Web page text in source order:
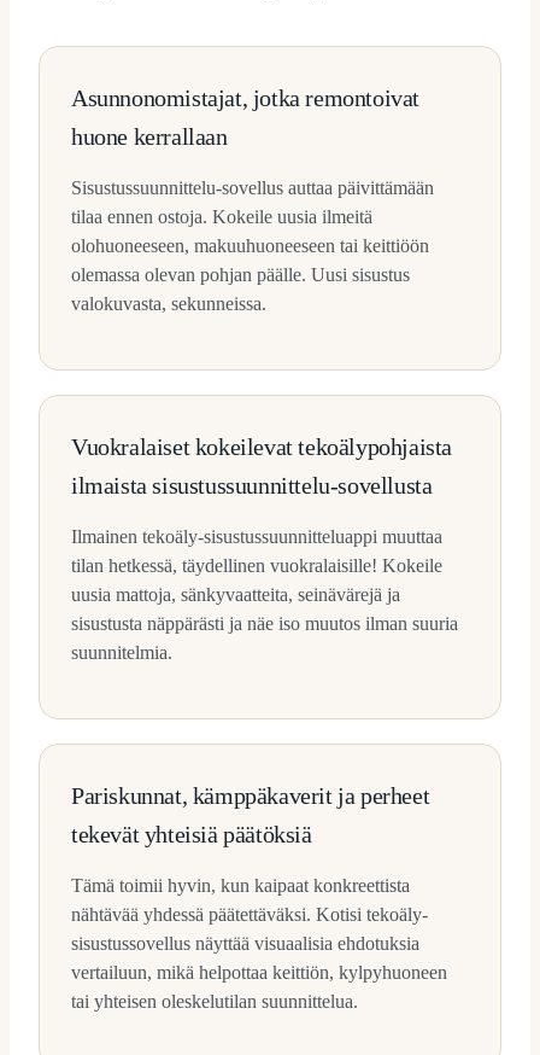
Asunnonomistajat, jotka remontoivat
huone kerrallaan
Sisustussuunnittelu-sovellus auttaa päivittämään
tilaa ennen ostoja. Kokeile uusia ilmeitä
olohuoneeseen, makuuhuoneeseen tai keittiöön
olemassa olevan pohjan päälle. Uusi sisustus
valokuvasta, sekunneissa.
Vuokralaiset kokeilevat tekoälypohjaista
ilmaista sisustussuunnittelu-sovellusta
Ilmainen tekoäly-sisustussuunnitteluappi muuttaa
tilan hetkessä, täydellinen vuokralaisille! Kokeile
uusia mattoja, sänkyvaatteita, seinävärejä ja
sisustusta näppärästi ja näe iso muutos ilman suuria
suunnitelmia.
Pariskunnat, kämppäkaverit ja perheet
tekevät yhteisiä päätöksiä
Tämä toimii hyvin, kun kaipaat konkreettista
nähtävää yhdessä päätettäväksi. Kotisi tekoäly-
sisustussovellus näyttää visuaalisia ehdotuksia
vertailuun, mikä helpottaa keittiön, kylpyhuoneen
tai yhteisen oleskelutilan suunnittelua.